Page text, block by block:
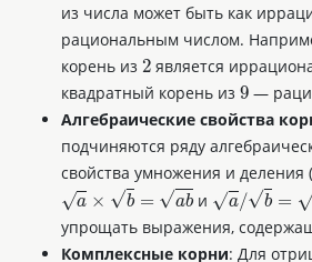
из числа может быть как
рациональным числом.
корень из
2
является
квадратный корень из
9
—
Алгебраические свойства
подчиняются ряду
свойства умножения и деления
a×b=ab
и
a /b=a/b
упрощать выражения,
Комплексные корни: Для